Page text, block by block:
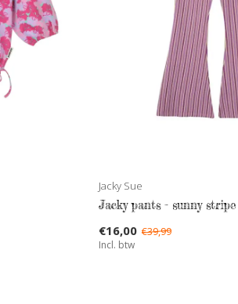
Jacky Sue
Jacky pants - sunny stripe
€16,00 €39,99
Incl. btw